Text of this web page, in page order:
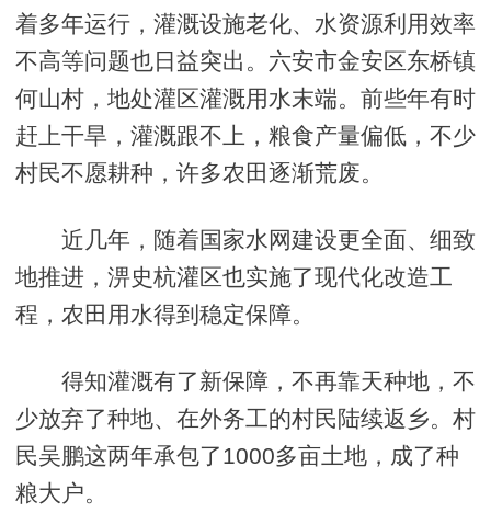
着多年运行，灌溉设施老化、水资源利用效率
不高等问题也日益突出。六安市金安区东桥镇
何山村，地处灌区灌溉用水末端。前些年有时
赶上干旱，灌溉跟不上，粮食产量偏低，不少
村民不愿耕种，许多农田逐渐荒废。
近几年，随着国家水网建设更全面、细致
地推进，淠史杭灌区也实施了现代化改造工
程，农田用水得到稳定保障。
得知灌溉有了新保障，不再靠天种地，不
少放弃了种地、在外务工的村民陆续返乡。村
民吴鹏这两年承包了1000多亩土地，成了种
粮大户。